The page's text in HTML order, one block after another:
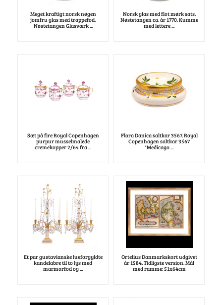
Meget kraftigt norsk nøgen
jomfru glas med trappefod.
Nøstetangen Glasværk ...
Norsk glas med flot mørk sats.
Nøstetangen ca. år 1770. Kumme
med lettere ...
Sæt på fire Royal Copenhagen
purpur musselmalede
cremekopper 2/64 fra ...
Flora Danica saltkar 3567. Royal
Copenhagen saltkar 3567
"Medicago ...
Et par gustavianske lueforgyldte
kandelabre til to lys med
marmorfod og ...
Ortelius Danmarkskort udgivet
år 1584. Tidligste version. Mål
med ramme: 51x64cm